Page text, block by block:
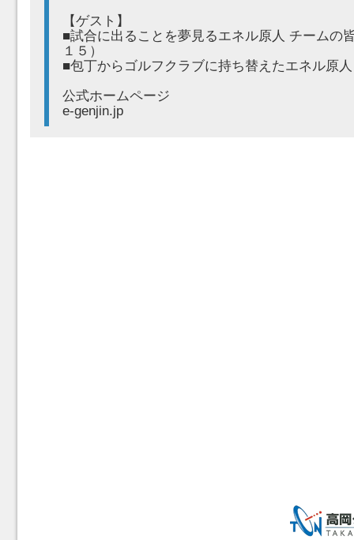
【ゲスト】
■試合に出ることを夢見るエネル原人 チームの
１５）
■包丁からゴルフクラブに持ち替えたエネル原
公式ホームページ
e-genjin.jp